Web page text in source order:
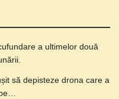
a ultimelor două
să depisteze drona care a